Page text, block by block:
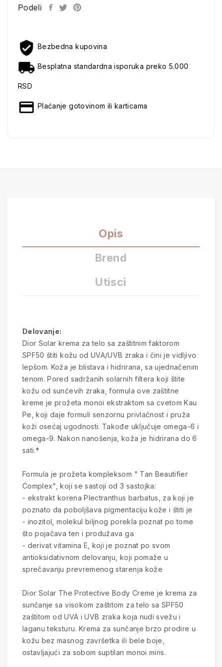
Podeli
Bezbedna kupovina
Besplatna standardna isporuka preko 5.000
RSD
Plaćanje gotovinom ili karticama
Opis
Brend
Utisci
Delovanje:
Dior Solar krema za telo sa zaštitnim faktorom
SPF50 štiti kožu od UVA/UVB zraka i čini je vidljivo
lepšom. Koža je blistava i hidrirana, sa ujednačenim
tenom. Pored sadržanih solarnih filtera koji štite
kožu od sunčevih zraka, formula ove zaštitne
kreme je prožeta monoi ekstraktom sa cvetom Kau
Pe, koji daje formuli senzornu privlačnost i pruža
koži osećaj ugodnosti. Takođe uključuje omega-6 i
omega-9. Nakon nanošenja, koža je hidrirana do 6
sati.*
Formula je prožeta kompleksom " Tan Beautifier
Complex", koji se sastoji od 3 sastojka:
- ekstrakt korena Plectranthus barbatus, za koji je
poznato da poboljšava pigmentaciju kože i štiti je
- inozitol, molekul biljnog porekla poznat po tome
što pojačava ten i produžava ga
- derivat vitamina E, koji je poznat po svom
antioksidativnom delovanju, koji pomaže u
sprečavanju prevremenog starenja kože
Dior Solar The Protective Body Creme je krema za
sunčanje sa visokom zaštitom za telo sa SPF50
zaštitom od UVA i UVB zraka koja nudi svežu i
laganu teksturu. Krema za sunčanje brzo prodire u
kožu bez masnog završetka ili bele boje,
ostavljajući za sobom suptilan monoi miris.